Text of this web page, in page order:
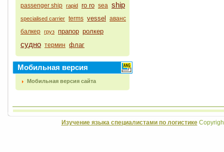
passenger ship rapid ro ro sea ship
specialised carrier terms vessel
аванс
балкер груз прапор ролкер
судно термин флаг
Мобильная версия
Мобильная версия сайта
Изучение языка специалистами по логистике